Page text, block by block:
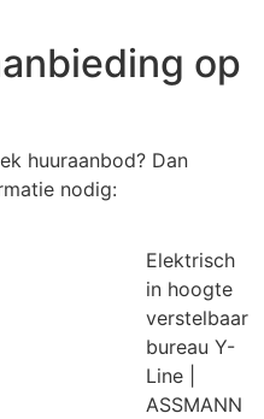
op
huuraanbod? Dan
nodig:
Elektrisch
in hoogte
verstelbaar
bureau Y-
Line |
ASSMANN